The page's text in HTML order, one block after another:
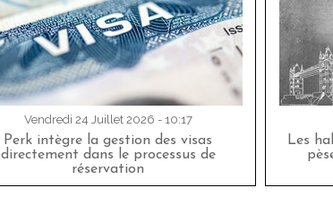
Vendredi 24 Juillet 2026 - 10:17
Perk intègre la gestion des visas
directement dans le processus de
réservation
Les